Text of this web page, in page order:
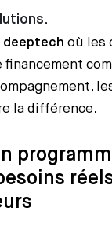
deeptech où les
financement
la différence.